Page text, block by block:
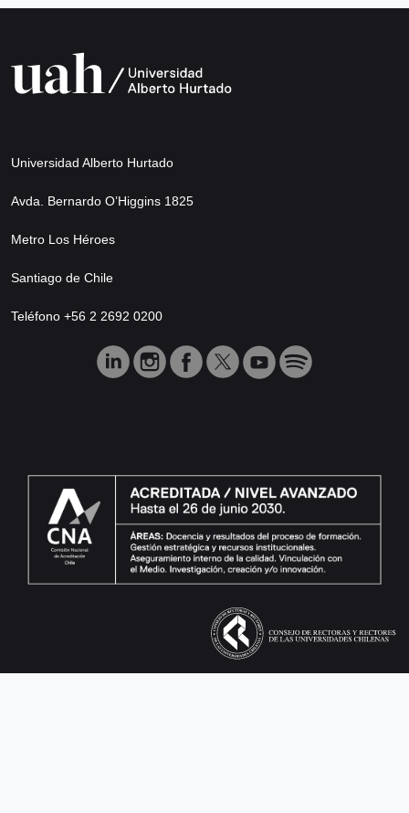
Universidad Alberto Hurtado
Avda. Bernardo O’Higgins 1825
Metro Los Héroes
Santiago de Chile
Teléfono +56 2 2692 0200